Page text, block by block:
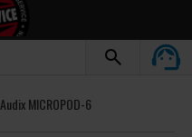
Audix MICROPOD-6